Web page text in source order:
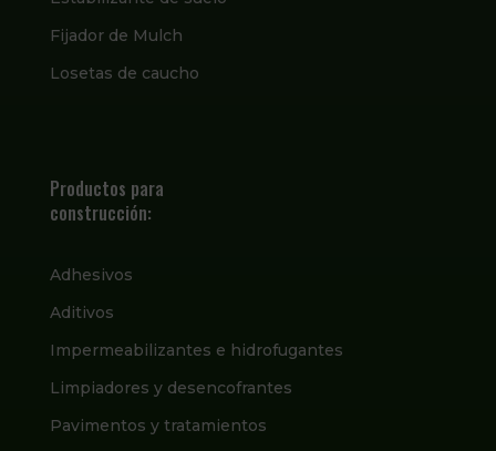
Fijador de Mulch
Losetas de caucho
Productos para
construcción:
Adhesivos
Aditivos
Impermeabilizantes e hidrofugantes
Limpiadores y desencofrantes
Pavimentos y tratamientos